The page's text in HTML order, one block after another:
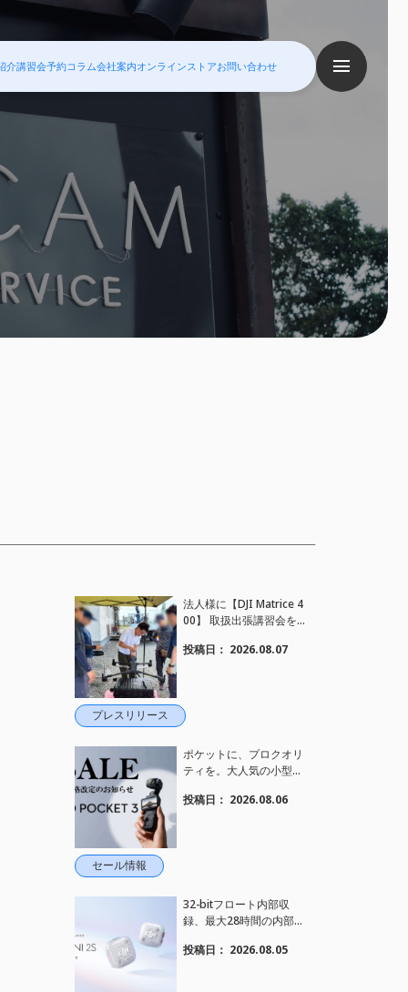
介講習会予約コラム会社案内オンラインストアお問い合わせ
プレスリリース
法人様に【DJI Matrice 4
00】 取扱出張講習会を
施しました。
投稿日： 2026.08.07
セール情報
ポケットに、プロクオリ
ティを。大人気の小型カ
定価がさらにお値下げさ
投稿日： 2026.08.06
32-bitフロート内部収
録、最大28時間の内部録
応、2段階AIノイズキャ
投稿日： 2026.08.05